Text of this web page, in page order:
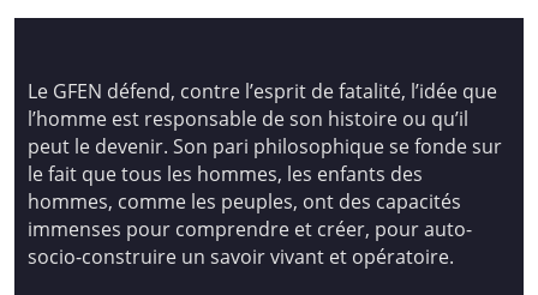
Le GFEN défend, contre l’esprit de fatalité, l’idée que
l’homme est responsable de son histoire ou qu’il
peut le devenir. Son pari philosophique se fonde sur
le fait que tous les hommes, les enfants des
hommes, comme les peuples, ont des capacités
immenses pour comprendre et créer, pour auto-
socio-construire un savoir vivant et opératoire.